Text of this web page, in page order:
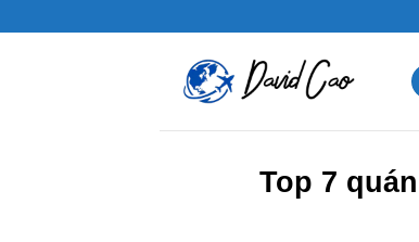
Top 7